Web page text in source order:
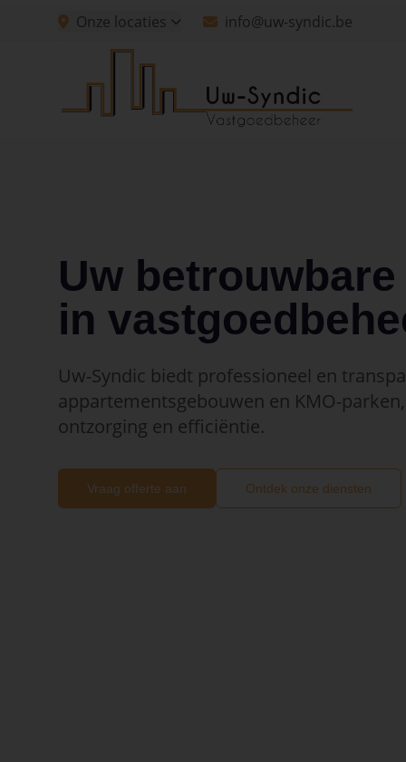
Spring naar hoofdinhoud
Spring naar hoofdinhoudSpring naar navigatie
Onze locaties info@uw-syndic.be
Uw
in
Uw-Syndic biedt professioneel en
appartementsgebouwen en KMO-
ontzorging en efficiëntie.
Vraag offerte aan Ontdek onze diensten